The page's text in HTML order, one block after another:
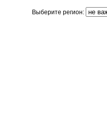
Выберите регион: